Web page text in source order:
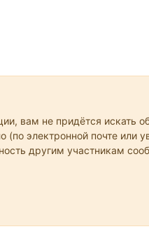
вам не придётся искать
(по электронной почте или
другим участникам